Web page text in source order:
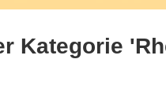
Kategorie